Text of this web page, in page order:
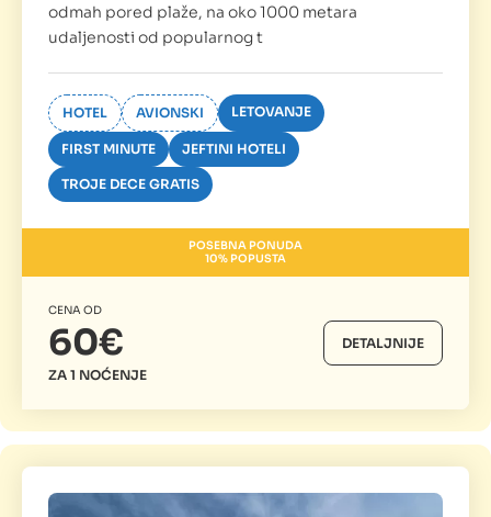
odmah pored plaže, na oko 1000 metara
udaljenosti od popularnog t
HOTEL AVIONSKI LETOVANJE
FIRST MINUTE JEFTINI HOTELI
TROJE DECE GRATIS
POSEBNA PONUDA
10% POPUSTA
CENA OD
60€
ZA 1 NOĆENJE
DETALJNIJE